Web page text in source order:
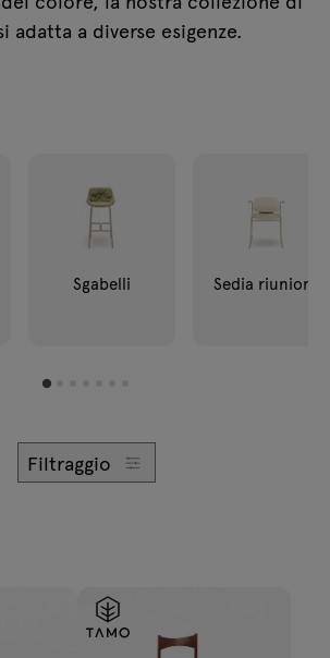
adatta a diverse esigenze.
Filtraggio
Sgabelli Sedia riunioni